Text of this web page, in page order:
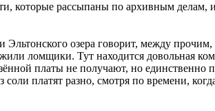
которые рассыпаны по архивным делам,
озера говорит, между
ломщики. Тут находится довольная
платы не получают, но единственно
платят разно, смотря по времени,